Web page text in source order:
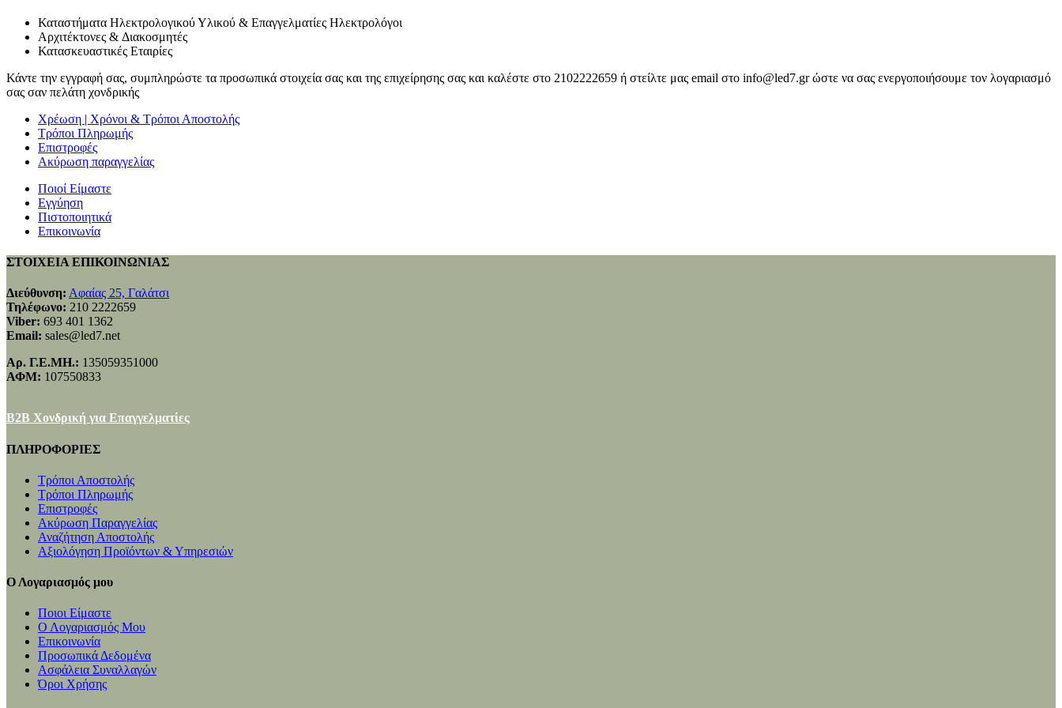
Καταστήματα Ηλεκτρολογικού Υλικού & Επαγγελματίες Ηλεκτρολόγοι
Αρχιτέκτονες & Διακοσμητές
Κατασκευαστικές Εταιρίες
Κάντε την εγγραφή σας, συμπληρώστε τα προσωπικά στοιχεία σας και της επιχείρησης σας και καλέστε στο 2102222659 ή στείλτε μας email στο info@led7.gr ώστε να σας ενεργοποιήσουμε τον λογαριασμό
σας σαν πελάτη χονδρικής
Χρέωση | Χρόνοι & Τρόποι Αποστολής
Τρόποι Πληρωμής
Επιστροφές
Ακύρωση παραγγελίας
Ποιοί Είμαστε
Εγγύηση
Πιστοποιητικά
Επικοινωνία
ΣΤΟΙΧΕΙΑ ΕΠΙΚΟΙΝΩΝΙΑΣ
Διεύθυνση: Αφαίας 25, Γαλάτσι
Τηλέφωνο: 210 2222659
Viber: 693 401 1362
Email: sales@led7.net
Αρ. Γ.Ε.ΜΗ.: 135059351000
ΑΦΜ: 107550833
B2B Χονδρική για Επαγγελματίες
ΠΛΗΡΟΦΟΡΙΕΣ
Τρόποι Αποστολής
Τρόποι Πληρωμής
Επιστροφές
Ακύρωση Παραγγελίας
Αναζήτηση Αποστολής
Αξιολόγηση Προϊόντων & Υπηρεσιών
Ο Λογαριασμός μου
Ποιοι Είμαστε
Ο Λογαριασμός Μου
Επικοινωνία
Προσωπικά Δεδομένα
Ασφάλεια Συναλλαγών
Όροι Χρήσης